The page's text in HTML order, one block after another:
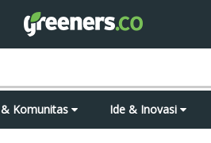
Komunitas Ide & Inovasi